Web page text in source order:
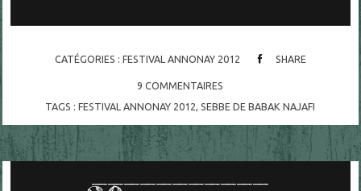
CATÉGORIES : FESTIVAL ANNONAY 2012 SHARE
9 COMMENTAIRES
TAGS :FESTIVAL ANNONAY 2012,SEBBE DE BABAK NAJAFI